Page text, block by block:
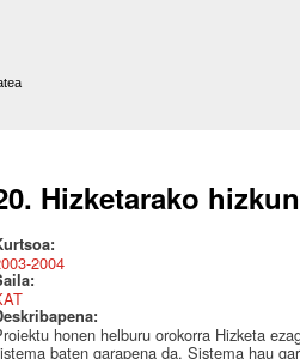
Hizketarako
2004
honen helburu orokorra Hizketa
baten garapena da. Sistema hau